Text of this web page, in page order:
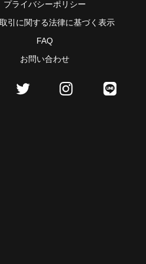
プライバシーポリシー
引に関する法律に基づく表示
FAQ
お問い合わせ